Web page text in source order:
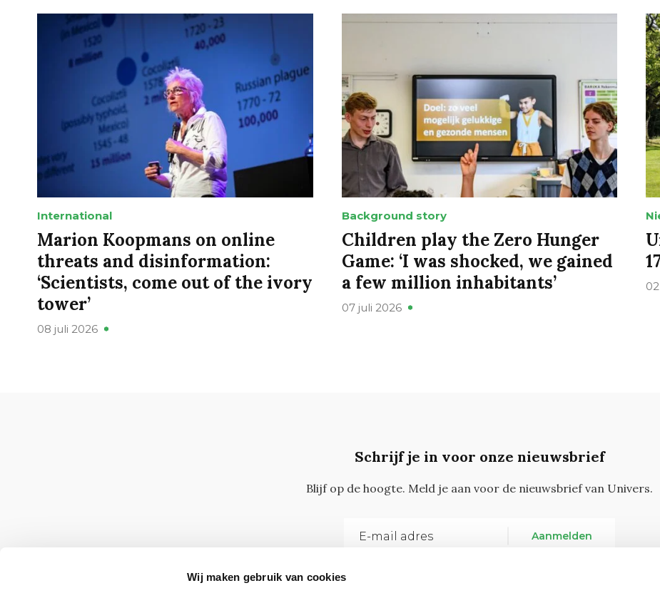
Wij maken gebruik van cookies
International
Marion Koopmans on online
threats and disinformation:
‘Scientists, come out of the ivory
tower’
08 juli 2026
Background story
Children play the Zero Hunger
Game: ‘I was shocked, we gained
a few million inhabitants’
07 juli 2026
Schrijf je in voor onze nieuwsbrief
Blijf op de hoogte. Meld je aan voor de nieuwsbrief van Univers.
Aanmelden